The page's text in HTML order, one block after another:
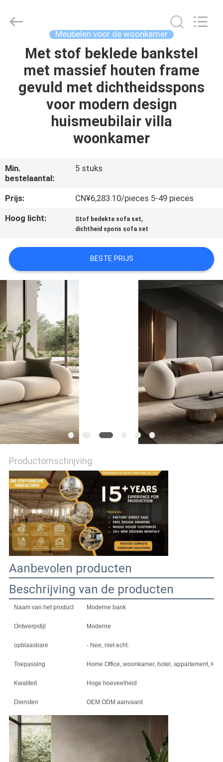
THUIS
PRODUCTEN
SHOW
OVER
ONS
FABRIEKSREIS
CONTACTEER
ONS
NIEUWS
ALLE
GEVALLEN
VRAAG
EEN
OFFERTE
AAN
SITEMAP
PRIVACYBELEID
Furniture
Meubelen voor de woonkamer
Met stof beklede bankstel
met massief houten frame
gevuld met dichtheidsspons
voor modern design
huismeubilair villa
woonkamer
Min.
bestelaantal:
5 stuks
Prijs:
CN¥6,283.10/pieces 5-49 pieces
Hoog licht:
Stof bedekte sofa set,
dichtheid spons sofa set
BESTE PRIJS
Productomschrijving
Aanbevolen producten
Beschrijving van de producten
Naam van het product Moderne bank
Ontwerpstijl Moderne
opblaasbare - Nee, niet echt.
Toepassing Home Office, woonkamer, hotel, appartement,
Kwaliteit Hoge hoeveelheid
Diensten OEM ODM aanvaard